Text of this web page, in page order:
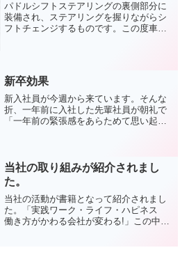
パドルシフトステアリングの裏側部分に
装備され、ステアリングを握りながらシ
フトチェンジするものです。この度車を
ュアル感覚を楽...
新卒効果
新入社員が今週から来ています。そんな
折、一年前に入社した先輩社員が朝礼で
「一年前の緊張感をあらためて思い起こ
その時点で顔つきが変わり...
当社の取り組みが紹介されまし
た。
当社の活動が書籍となって紹介されまし
た。「実践ワーク・ライフ・ハピネス
働き方がかわる会社が変わる!」この中で